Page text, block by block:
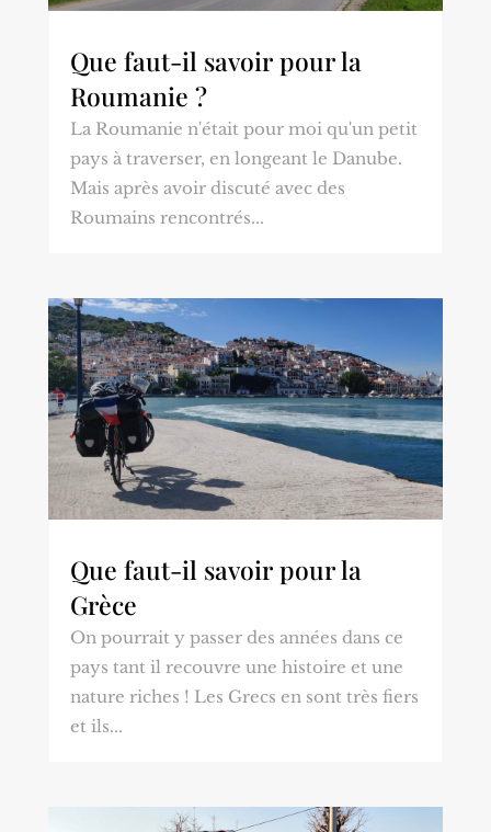
Que faut-il savoir pour la
Roumanie ?
La Roumanie n'était pour moi qu'un petit
pays à traverser, en longeant le Danube.
Mais après avoir discuté avec des
Roumains rencontrés...
Que faut-il savoir pour la
Grèce
On pourrait y passer des années dans ce
pays tant il recouvre une histoire et une
nature riches ! Les Grecs en sont très fiers
et ils...